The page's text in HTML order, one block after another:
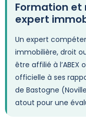
Formation et
expert
Un expert
immobilière, droit
être affilié à l’ABEX
officielle à ses
de Bastogne
atout pour une